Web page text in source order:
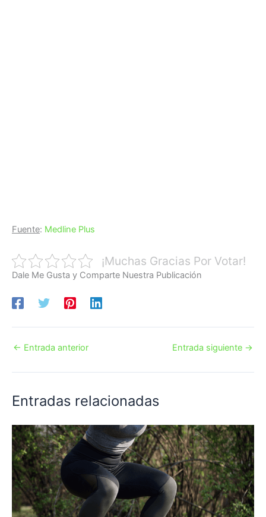
Fuente: Medline Plus
¡Muchas Gracias Por Votar!
Dale Me Gusta y Comparte Nuestra Publicación
← Entrada anterior Entrada siguiente →
Entradas relacionadas